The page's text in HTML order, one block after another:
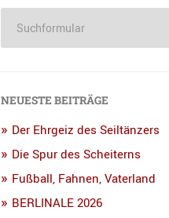
NEUESTE BEITRÄGE
Der Ehrgeiz des Seiltänzers
Die Spur des Scheiterns
Fußball, Fahnen, Vaterland
BERLINALE 2026